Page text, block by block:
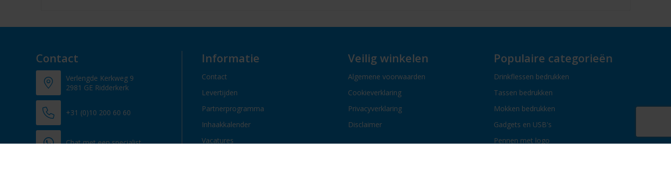
Contact
Verlengde Kerkweg 9
2981 GE Ridderkerk
+31 (0)10 200 60 60
Chat met een specialist
Informatie
Contact
Levertijden
Partnerprogramma
Inhaakkalender
Vacatures
Veilig winkelen
Algemene voorwaarden
Cookieverklaring
Privacyverklaring
Disclaimer
Populaire categorieën
Drinkflessen bedrukken
Tassen bedrukken
Mokken bedrukken
Gadgets en USB's
Pennen met logo